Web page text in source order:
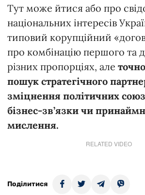
Тут може йтися або про
національних інтересів
типовий корупційний
про комбінацію першого та
різних пропорціях, але
пошук стратегічного
зміцнення політичних
бізнес-зв’язки чи
мислення.
RELATED VIDEO
Поділитися